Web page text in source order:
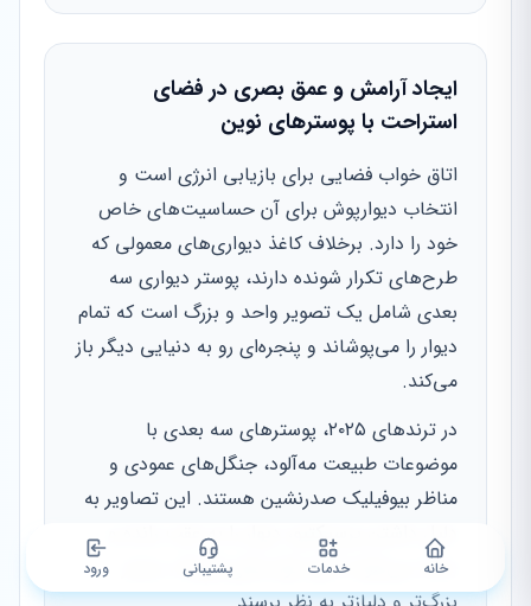
ایجاد آرامش و عمق بصری در فضای
استراحت با پوسترهای نوین
اتاق خواب فضایی برای بازیابی انرژی است و
انتخاب دیوارپوش برای آن حساسیت‌های خاص
خود را دارد. برخلاف کاغذ دیواری‌های معمولی که
طرح‌های تکرار شونده دارند، پوستر دیواری سه
بعدی شامل یک تصویر واحد و بزرگ است که تمام
دیوار را می‌پوشاند و پنجره‌ای رو به دنیایی دیگر باز
می‌کند.
در ترندهای ۲۰۲۵، پوسترهای سه بعدی با
موضوعات طبیعت مه‌آلود، جنگل‌های عمودی و
مناظر بیوفیلیک صدرنشین هستند. این تصاویر به
دلیل داشتن پرسپکتیو، دیوار را به عقب رانده و
باعث می‌شوند اتاق خواب‌های کوچک، بسیار
خانه خدمات پشتیبانی ورود